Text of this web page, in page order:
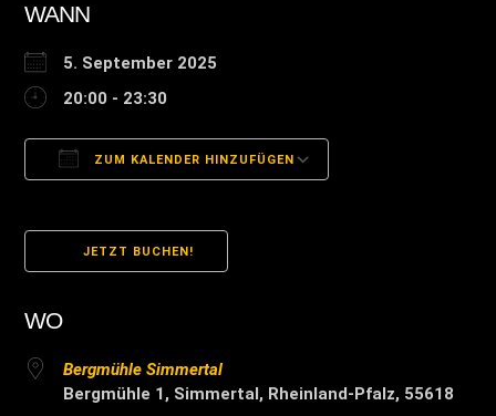
WANN
5. September 2025
20:00 - 23:30
ZUM KALENDER HINZUFÜGEN
JETZT BUCHEN!
WO
Bergmühle Simmertal
Bergmühle 1, Simmertal, Rheinland-Pfalz, 55618